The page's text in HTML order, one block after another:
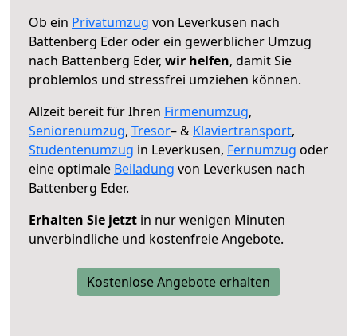
Ob ein Privatumzug von Leverkusen nach
Battenberg Eder oder ein gewerblicher Umzug
nach Battenberg Eder, wir helfen, damit Sie
problemlos und stressfrei umziehen können.
Allzeit bereit für Ihren Firmenumzug,
Seniorenumzug, Tresor– & Klaviertransport,
Studentenumzug in Leverkusen, Fernumzug oder
eine optimale Beiladung von Leverkusen nach
Battenberg Eder.
Erhalten Sie jetzt in nur wenigen Minuten
unverbindliche und kostenfreie Angebote.
Kostenlose Angebote erhalten